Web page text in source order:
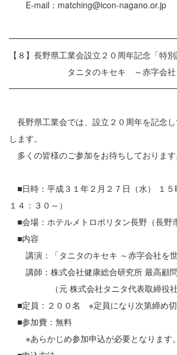
E-mail：matching@icon-nagano.or.jp
【８】長野県工業会設立２０周年記念「特
タニタのキセキ ～赤字会社を
長野県工業会では、設立２０周年を記念
します。
多くの皆様のご参加をお待ちしております
■日時：平成３１年２月２７日（水） １
１４：３０～）
■会場：ホテルメトロポリタン長野（長野
■内容
講演：「タニタのキセキ ～赤字会社を世
講師：株式会社健康総合研究所 最高顧
（元 株式会社タニタ代表取締役社
■定員：２００名 ※定員になり次第締め
■参加費：無料
※あらかじめ参加申込が必要となります。